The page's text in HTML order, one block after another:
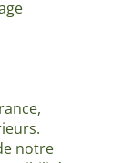
notre